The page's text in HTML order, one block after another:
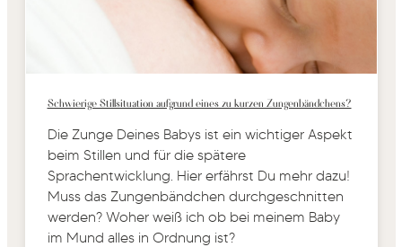
Schwierige Stillsituation aufgrund eines zu kurzen Zungenbändchens?
Die Zunge Deines Babys ist ein wichtiger Aspekt
beim Stillen und für die spätere
Sprachentwicklung. Hier erfährst Du mehr dazu!
Muss das Zungenbändchen durchgeschnitten
werden? Woher weiß ich ob bei meinem Baby
im Mund alles in Ordnung ist?